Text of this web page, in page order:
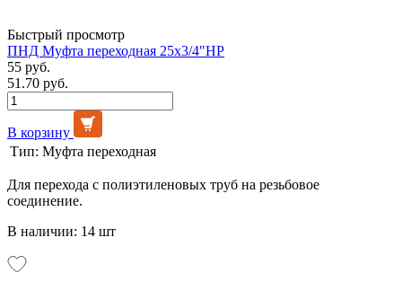
Быстрый просмотр
ПНД Муфта переходная 25х3/4"НР
55 руб.
51.70 руб.
В корзину
Тип: Муфта переходная
Для перехода с полиэтиленовых труб на резьбовое
соединение.
В наличии: 14 шт